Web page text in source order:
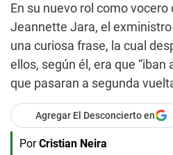
En su nuevo rol como
Jeannette Jara, el
una curiosa frase, la cual
ellos, según él, era que
que pasaran a segunda
Agregar El Desconcierto en
Por Cristian Neira